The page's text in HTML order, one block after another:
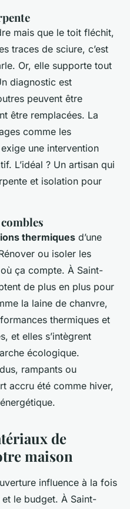
mais que le toit fléchit,
traces de sciure, c’est
Or, elle supporte tout
diagnostic est
peuvent être
être remplacées. La
comme les
une intervention
L’idéal ? Un artisan qui
et isolation pour
thermiques d’une
ou isoler les
ça compte. À Saint-
de plus en plus pour
la laine de chanvre,
thermiques et
et elles s’intègrent
écologique.
rampants ou
accru été comme hiver,
de
maison
influence à la fois
et le budget. À Saint-